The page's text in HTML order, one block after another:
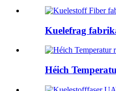
Kuelefrag
Héich